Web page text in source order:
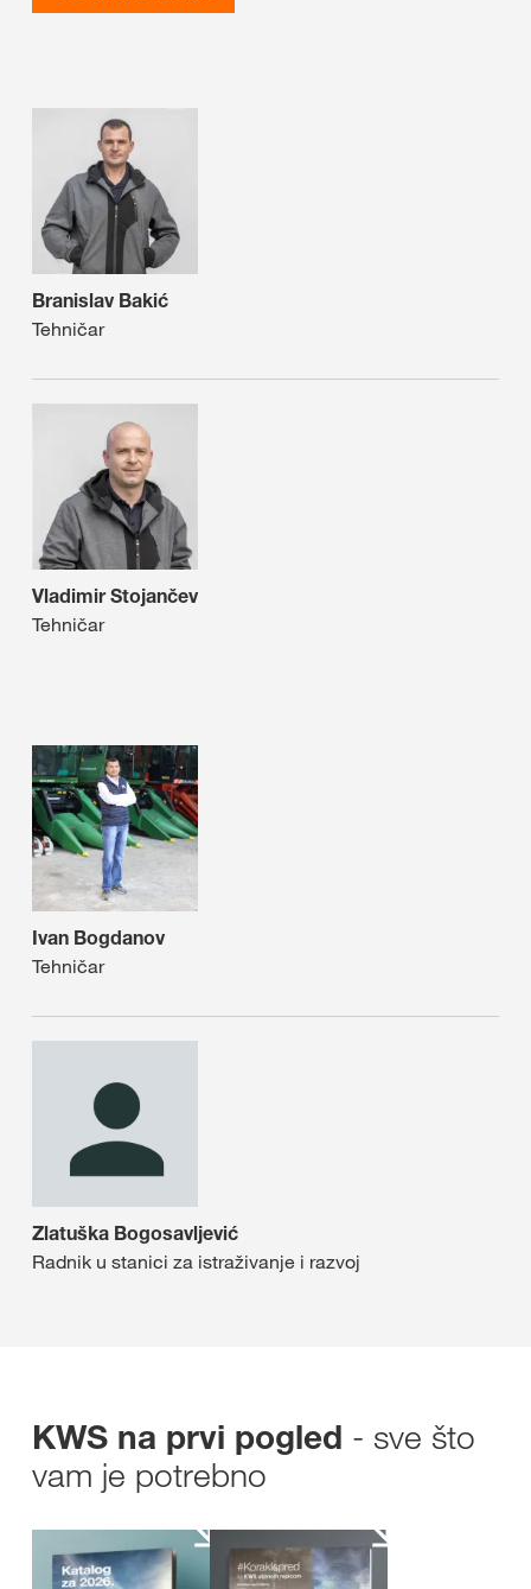
Branislav Bakić
Tehničar
Vladimir Stojančev
Tehničar
Ivan Bogdanov
Tehničar
Zlatuška Bogosavljević
Radnik u stanici za istraživanje i razvoj
KWS na prvi pogled - sve što
vam je potrebno